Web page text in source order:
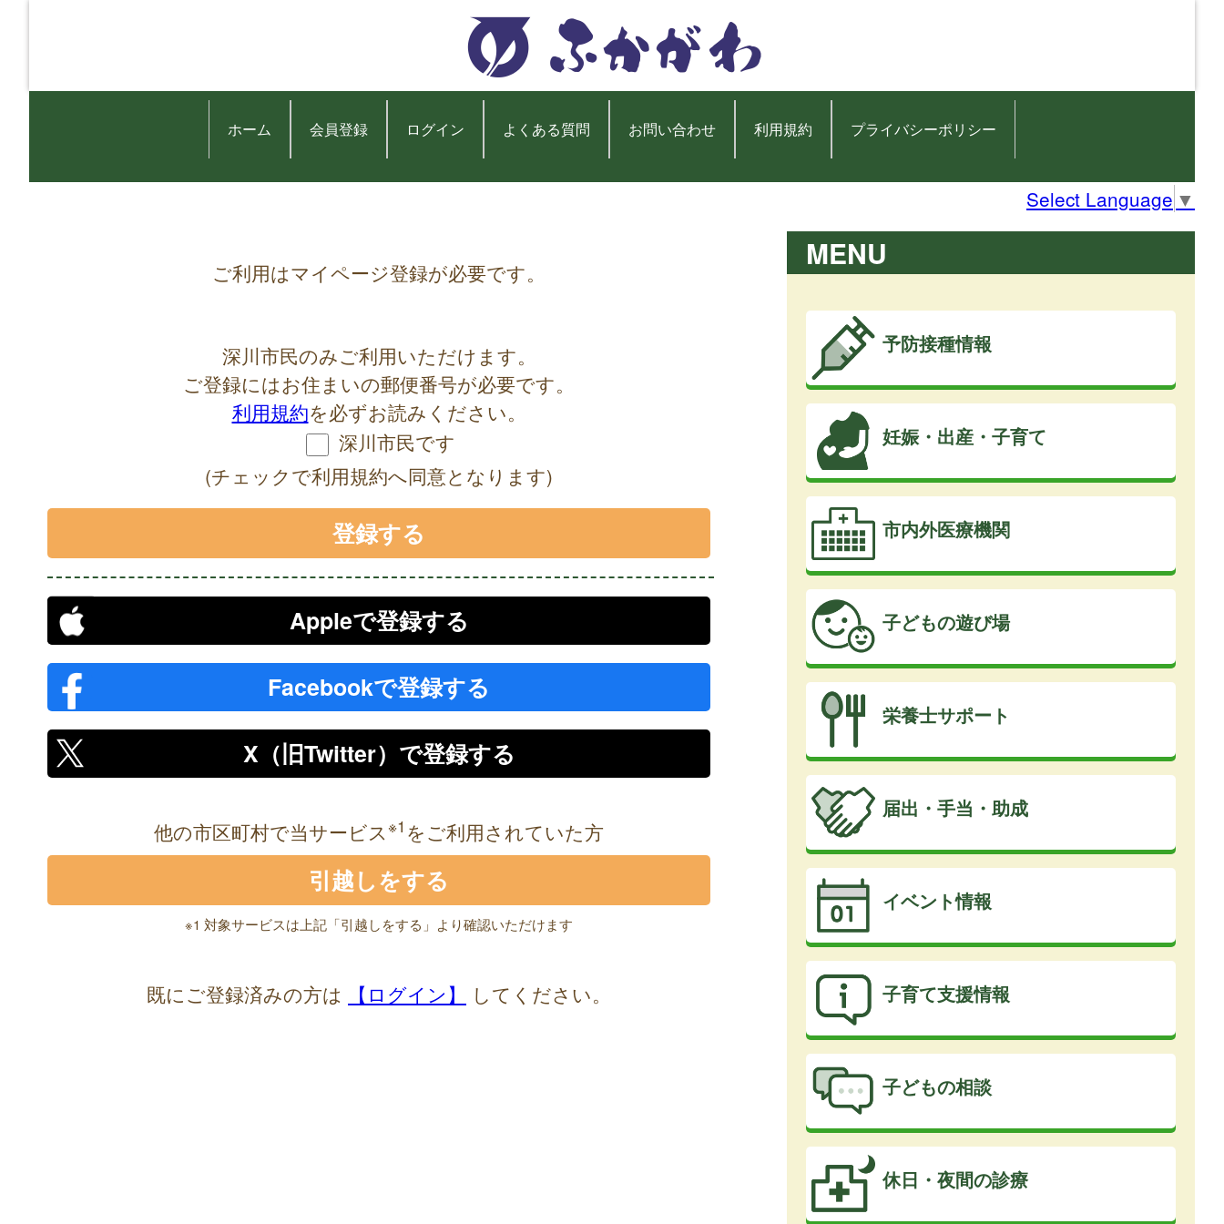
ホーム 会員登録 ログイン よくある質問 お問い合わせ 利用規約 プライバシーポリシー
Select Language ▼
ご利用はマイページ登録が必要です。
深川市民のみご利用いただけます。
ご登録にはお住まいの郵便番号が必要です。
利用規約を必ずお読みください。
深川市民です
(チェックで利用規約へ同意となります)
Appleで登録する
Facebookで登録する
X（旧Twitter）で登録する
他の市区町村で当サービス※1 をご利用されていた方
※1 対象サービスは上記「引越しをする」より確認いただけます
既にご登録済みの方は 【ログイン】 してください。
MENU
予防接種情報
妊娠・出産・子育て
市内外医療機関
子どもの遊び場
栄養士サポート
届出・手当・助成
イベント情報
子育て支援情報
子どもの相談
休日・夜間の診療